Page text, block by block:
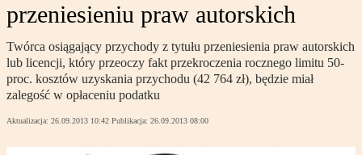
przeniesieniu praw autorskich
Twórca osiągający przychody z tytułu przeniesienia praw autorskich
lub licencji, który przeoczy fakt przekroczenia rocznego limitu 50-
proc. kosztów uzyskania przychodu (42 764 zł), będzie miał
zalegość w opłaceniu podatku
Aktualizacja: 26.09.2013 10:42 Publikacja: 26.09.2013 08:00